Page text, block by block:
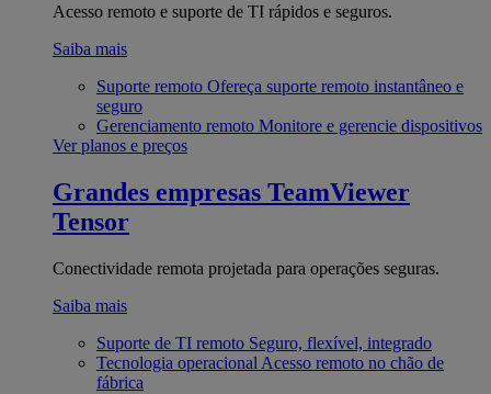
Acesso remoto e suporte de TI rápidos e seguros.
Saiba mais
Suporte remoto Ofereça suporte remoto instantâneo e
seguro
Gerenciamento remoto Monitore e gerencie dispositivos
Ver planos e preços
Grandes empresas TeamViewer
Tensor
Conectividade remota projetada para operações seguras.
Saiba mais
Suporte de TI remoto Seguro, flexível, integrado
Tecnologia operacional Acesso remoto no chão de
fábrica